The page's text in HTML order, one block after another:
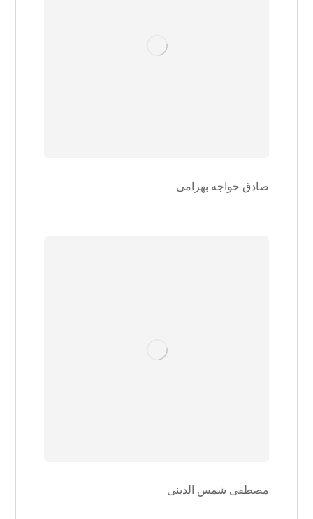
صادق خواجه بهرامی
مصطفی شمس الدینی